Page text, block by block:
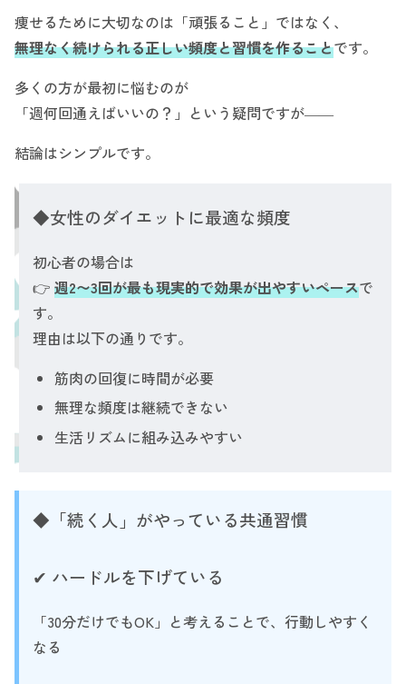
痩せるために大切なのは「頑張ること」ではなく、
無理なく続けられる正しい頻度と習慣を作ることです。
多くの方が最初に悩むのが
「週何回通えばいいの？」という疑問ですが――
結論はシンプルです。
◆女性のダイエットに最適な頻度
初心者の場合は
👉 週2〜3回が最も現実的で効果が出やすいペースで
す。
理由は以下の通りです。
筋肉の回復に時間が必要
無理な頻度は継続できない
生活リズムに組み込みやすい
◆「続く人」がやっている共通習慣
✔ ハードルを下げている
「30分だけでもOK」と考えることで、行動しやすく
なる